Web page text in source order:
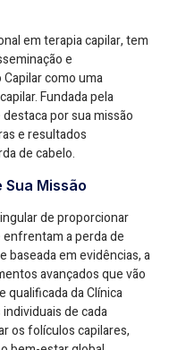
em terapia capilar, tem
e
como uma
Fundada pela
por sua missão
e resultados
de cabelo.
Missão
de proporcionar
a perda de
baseada em evidências, a
avançados que vão
qualificada da Clínica
de cada
os folículos capilares,